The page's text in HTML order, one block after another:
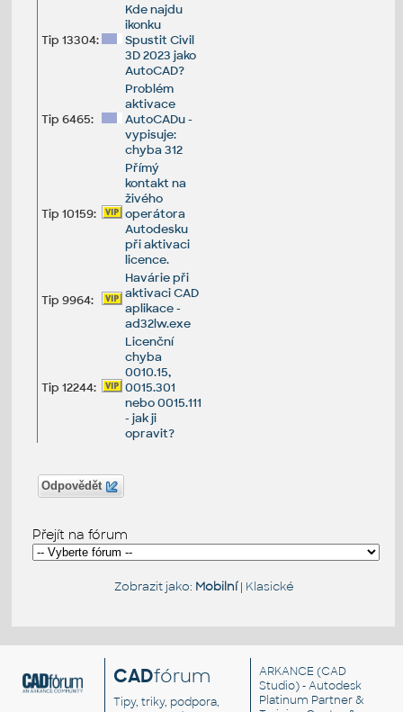
Tip 13304:
Kde najdu
ikonku
Spustit Civil
3D 2023 jako
AutoCAD?
Tip 6465:
Problém
aktivace
AutoCADu -
vypisuje:
chyba 312
Tip 10159:
Přímý
kontakt na
živého
operátora
Autodesku
při aktivaci
licence.
Tip 9964:
Havárie při
aktivaci CAD
aplikace -
ad32lw.exe
Tip 12244:
Licenční
chyba
0010.15,
0015.301
nebo 0015.111
- jak ji
opravit?
Odpovědět
Přejít na fórum
Zobrazit jako: Mobilní| Klasické
CADfórum
Tipy, triky, podpora,
ARKANCE (CAD
Studio) - Autodesk
Platinum Partner &